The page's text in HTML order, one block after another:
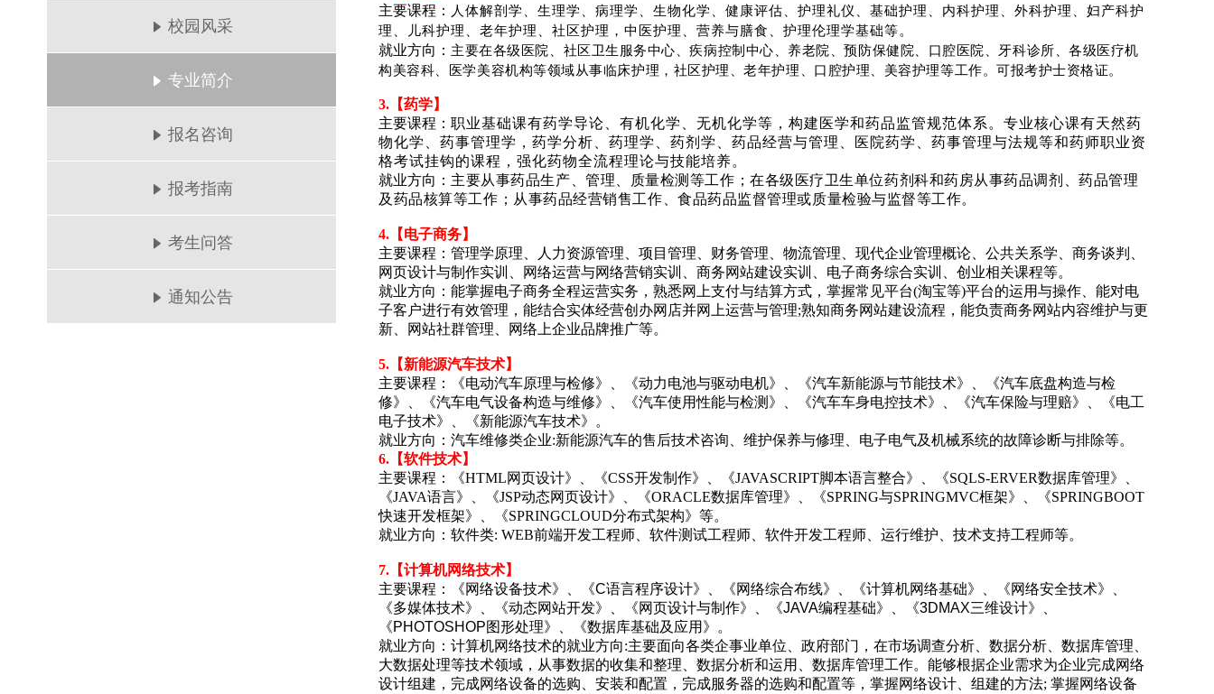
校园风采
专业简介
报名咨询
报考指南
考生问答
通知公告
主要课程： 人体解剖学、生理学、病理学、生物化学、健康评估、护理礼仪、基础护理、内科护理、外科护理、妇产科护
理、儿科护理、老年护理、社区护理，中医护理、营养与膳食、护理伦理学基础等。
就业方向： 主要在各级医院、社区卫生服务中心、疾病控制中心、养老院、预防保健院、口腔医院、牙科诊所、各级医疗机
构美容科、医学美容机构等领域从事临床护理，社区护理、老年护理、口腔护理、美容护理等工作。可报考护士资格证。
3.【药学】
主要课程：职业基础课有药学导论、有机化学、无机化学等，构建医学和药品监管规范体系。专业核心课有天然药
物化学、药事管理学，药学分析、药理学、药剂学、药品经营与管理、医院药学、药事管理与法规等和药师职业资
格考试挂钩的课程，强化药物全流程理论与技能培养。
就业方向： 主要从事药品生产、管理、质量检测等工作；在各级医疗卫生单位药剂科和药房从事药品调剂、药品管理
及药品核算等工作；从事药品经营销售工作、食品药品监督管理或质量检验与监督等工作。
4.【电子商务】
主要课程：管理学原理、人力资源管理、项目管理、财务管理、物流管理、现代企业管理概论、公共关系学、商务谈判、
网页设计与制作实训、网络运营与网络营销实训、商务网站建设实训、电子商务综合实训、创业相关课程等。
就业方向：能掌握电子商务全程运营实务，熟悉网上支付与结算方式，掌握常见平台(淘宝等)平台的运用与操作、能对电
子客户进行有效管理，能结合实体经营创办网店并网上运营与管理;熟知商务网站建设流程，能负责商务网站内容维护与更
新、网站社群管理、网络上企业品牌推广等。
5.【新能源汽车技术】
主要课程：《电动汽车原理与检修》、《动力电池与驱动电机》、《汽车新能源与节能技术》、《汽车底盘构造与检
修》、《汽车电气设备构造与维修》、《汽车使用性能与检测》、《汽车车身电控技术》、《汽车保险与理赔》、《电工
电子技术》、《新能源汽车技术》。
就业方向：汽车维修类企业:新能源汽车的售后技术咨询、维护保养与修理、电子电气及机械系统的故障诊断与排除等。
6.【软件技术】
主要课程：《HTML网页设计》、《CSS开发制作》、《JAVASCRIPT脚本语言整合》、《SQLS-ERVER数据库管理》、
《JAVA语言》、《JSP动态网页设计》、《ORACLE数据库管理》、《SPRING与SPRINGMVC框架》、《SPRINGBOOT
快速开发框架》、《SPRINGCLOUD分布式架构》等。
就业方向：软件类: WEB前端开发工程师、软件测试工程师、软件开发工程师、运行维护、技术支持工程师等。
7.【计算机网络技术】
主要课程：
《网络设备技术》、《C语言程序设计》、《网络综合布线》、《计算机网络基础》、《网络安全技术》、
《多媒体技术》、《动态网站开发》、《网页设计与制作》、《JAVA编程基础》、《3DMAX三维设计》、
《PHOTOSHOP图形处理》、《数据库基础及应用》。
就业方向：计算机网络技术的就业方向:主要面向各类企事业单位、政府部门，在市场调查分析、数据分析、数据库管理、
大数据处理等技术领域，从事数据的收集和整理、数据分析和运用、数据库管理工作。能够根据企业需求为企业完成网络
设计组建，完成网络设备的选购、安装和配置，完成服务器的选购和配置等，掌握网络设计、组建的方法; 掌握网络设备